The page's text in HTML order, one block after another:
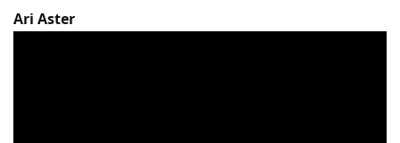
Ari Aster